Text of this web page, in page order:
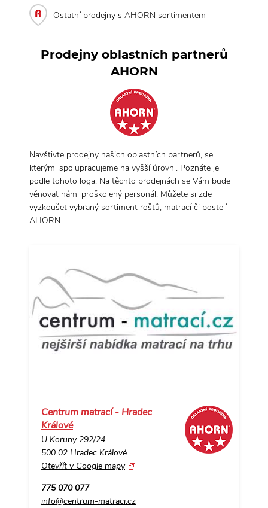
Ostatní prodejny s AHORN sortimentem
Prodejny oblastních partnerů
AHORN
Navštivte prodejny našich oblastních partnerů, se
kterými spolupracujeme na vyšší úrovni. Poznáte je
podle tohoto loga. Na těchto prodejnách se Vám bude
věnovat námi proškolený personál. Můžete si zde
vyzkoušet vybraný sortiment roštů, matrací či postelí
AHORN.
Centrum matrací - Hradec
Králové
U Koruny 292/24
500 02 Hradec Králové
Otevřít v Google mapy
775 070 077
info@centrum-matraci.cz